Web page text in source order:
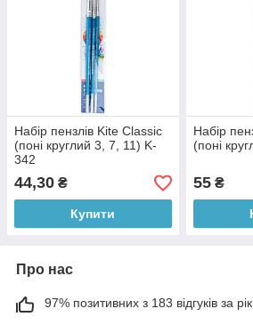
Набір пензлів Kite Classic
(поні круглий 3, 7, 11) K-
342
44,30 ₴
Купити
Набір
(поні
55₴
Про нас
97% позитивних з 183 відгуків за рік